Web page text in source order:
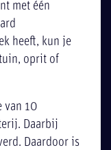
met één
heeft, kun je
oprit of
van 10
Daarbij
Daardoor is